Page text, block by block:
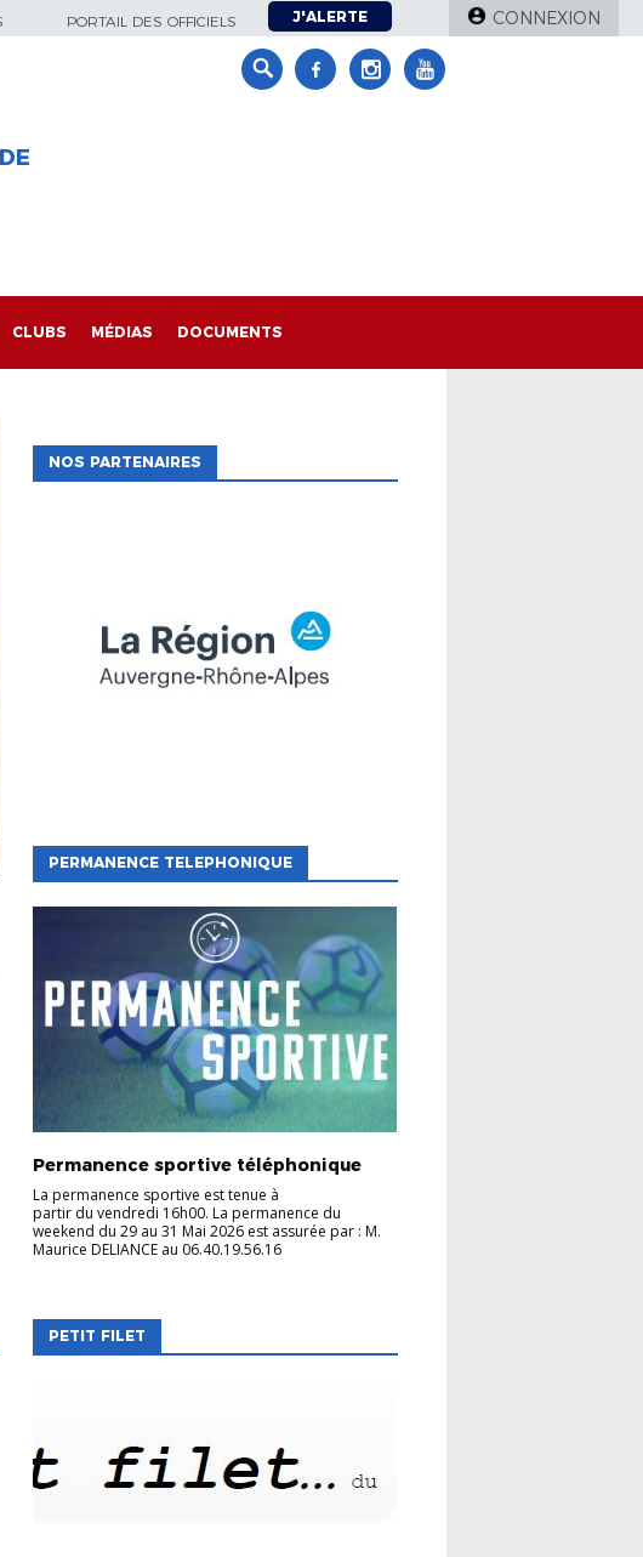
PORTAIL DES OFFICIELS J'ALERTE CONNEXION
CLUBS MÉDIAS DOCUMENTS
NOS PARTENAIRES
PERMANENCE TELEPHONIQUE
Permanence sportive téléphonique
La permanence sportive est tenue à
partir du vendredi 16h00. La permanence du
weekend du 29 au 31 Mai 2026 est assurée par : M.
Maurice DELIANCE au 06.40.19.56.16
PETIT FILET